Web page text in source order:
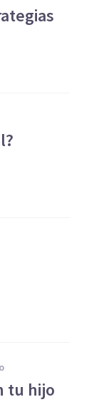
tu hijo